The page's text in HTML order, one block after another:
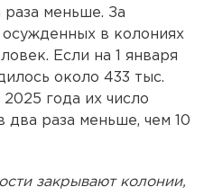
раза меньше. За
в колониях
Если на 1 января
около 433 тыс.
года их число
два раза меньше, чем 10
закрывают колонии,